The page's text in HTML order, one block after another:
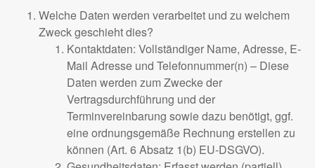
Welche Daten werden verarbeitet und zu welchem
Zweck geschieht dies?
Kontaktdaten: Vollständiger Name, Adresse, E-
Mail Adresse und Telefonnummer(n) – Diese
Daten werden zum Zwecke der
Vertragsdurchführung und der
Terminvereinbarung sowie dazu benötigt, ggf.
eine ordnungsgemäße Rechnung erstellen zu
können (Art. 6 Absatz 1(b) EU-DSGVO).